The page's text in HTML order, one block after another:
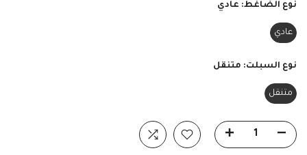
نوع الضاغط: عادي
عادي
نوع السبلت: متنقل
متنقل